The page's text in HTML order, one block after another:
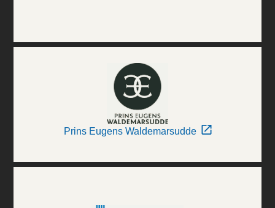
Prins Eugens Waldemarsudde